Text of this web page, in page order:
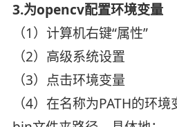
3.为opencv配置环境变量
（1）计算机右键“属性”
（2）高级系统设置
（3）点击环境变量
（4）在名称为PATH的环